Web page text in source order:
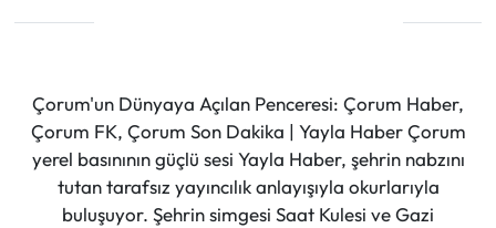
Çorum'un Dünyaya Açılan Penceresi: Çorum Haber,
Çorum FK, Çorum Son Dakika | Yayla Haber Çorum
yerel basınının güçlü sesi Yayla Haber, şehrin nabzını
tutan tarafsız yayıncılık anlayışıyla okurlarıyla
buluşuyor. Şehrin simgesi Saat Kulesi ve Gazi